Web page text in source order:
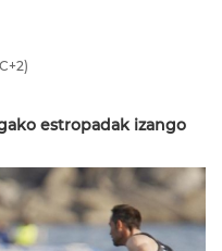
estropadak izango